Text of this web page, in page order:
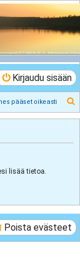
Kirjaudu sisään
pääset oikeasti
lisää tietoa.
Poista evästeet